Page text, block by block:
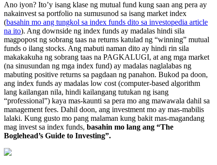
Ano iyon? Ito’y isang klase ng mutual fund kung saan ang pera ay
nakainvest sa portfolio na sumusunod sa isang market index
(basahin mo ang tungkol sa index funds dito sa investopedia article
na ito). Ang downside ng index funds ay madalas hindi sila
magpopost ng sobrang taas na returns katulad ng “winning” mutual
funds o ilang stocks. Ang mabuti naman dito ay hindi rin sila
makakakuha ng sobrang taas na PAGKALUGI, at ang mga market
(na sinusundan ng mga index fund) ay madalas naglalabas ng
mabuting positive returns sa pagdaan ng panahon. Bukod pa doon,
ang index funds ay madalas low cost (computer-based algorithm
lang kailangan nila, hindi kailangang tutukan ng isang
“professional”) kaya mas-kaunti sa pera mo ang mawawala dahil sa
management fees. Dahil doon, ang investment mo ay mas-mabilis
lalaki. Kung gusto mo pang malaman kung bakit mas-magandang
mag invest sa index funds, basahin mo lang ang “The
Boglehead’s Guide to Investing”.